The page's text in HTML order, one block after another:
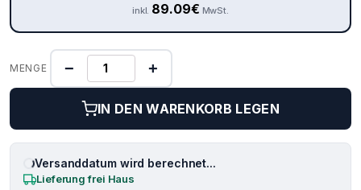
inkl. 89.09€ MwSt.
MENGE − +
IN DEN WARENKORB LEGEN
Versanddatum wird berechnet...
Lieferung frei Haus